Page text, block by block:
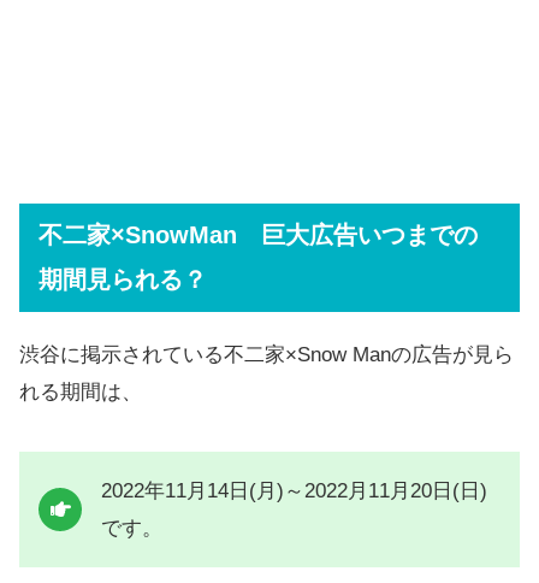
不二家×SnowMan 巨大広告いつまでの
期間見られる？
渋谷に掲示されている不二家×Snow Manの広告が見ら
れる期間は、
2022年11月14日(月)～2022月11月20日(日)
です。